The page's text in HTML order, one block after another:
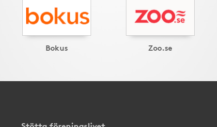
Bokus Zoo.se